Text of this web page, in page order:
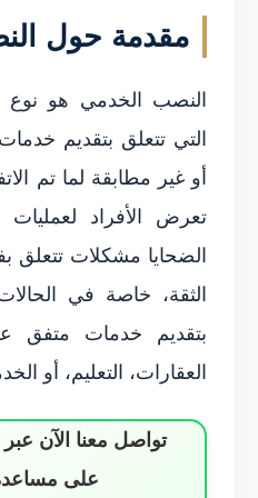
مقدمة حول
النصب الخدمي هو نوع
التي تتعلق بتقديم
أو غير مطابقة لما تم
تعرض الأفراد لعمليات
الضحايا مشكلات تتعلق
الثقة، خاصة في
بتقديم خدمات متفق
العقارات، التعليم، أو
تواصل معنا الآن
على